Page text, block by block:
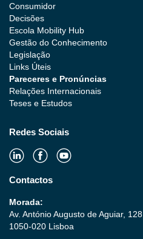
Consumidor
Decisões
Escola Mobility Hub
Gestão do Conhecimento
Legislação
Links Úteis
Pareceres e Pronúncias
Relações Internacionais
Teses e Estudos
Redes Sociais
Contactos
Morada:
Av. António Augusto de Aguiar, 128
1050-020 Lisboa